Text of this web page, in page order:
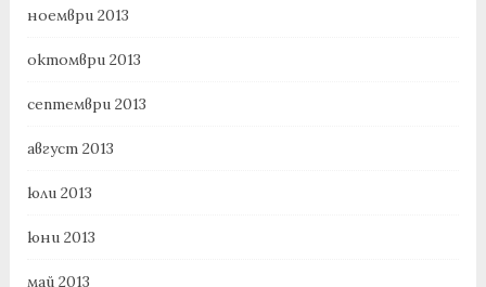
ноември 2013
октомври 2013
септември 2013
август 2013
юли 2013
юни 2013
май 2013